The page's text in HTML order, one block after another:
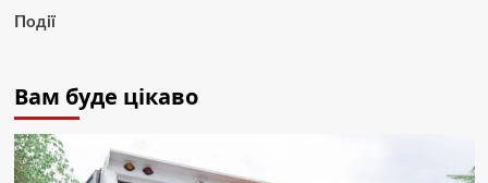
Події
Вам буде цікаво